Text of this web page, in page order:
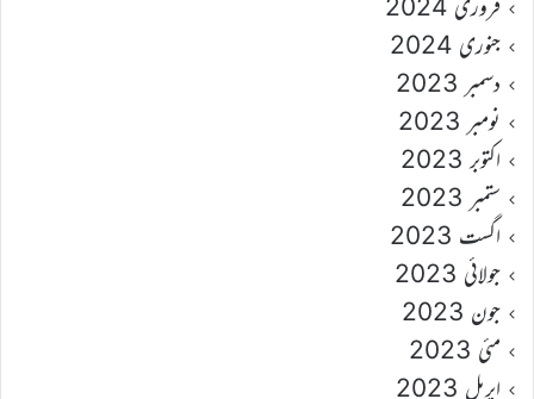
فروری 2024
جنوری 2024
دسمبر 2023
نومبر 2023
اکتوبر 2023
ستمبر 2023
اگست 2023
جولائی 2023
جون 2023
مئی 2023
اپریل 2023